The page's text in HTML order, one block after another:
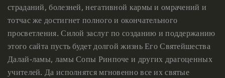
страданий, болезней, негативной кармы и омрачений и
тотчас же достигнет полного и окончательного
просветления. Силой заслуг по созданию и поддержанию
этого сайта пусть будет долгой жизнь Его Святейшества
Далай-ламы, ламы Сопы Ринпоче и других драгоценных
учителей. Да исполнятся мгновенно все их святые